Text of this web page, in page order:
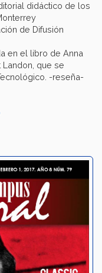
didáctico de los
de Difusión
en el libro de Anna
Landon, que se
-reseña-